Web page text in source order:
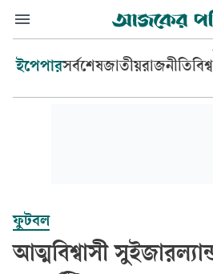
ইপেপারসর্বশেষজাতীয়রাজনীতিবিশ্ব
ফুটবল
আত্মবিশ্বাসী